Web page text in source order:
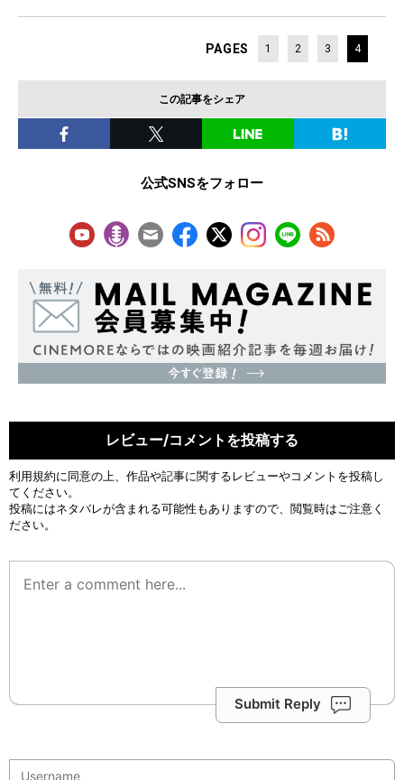
PAGES 1 2 3 4
この記事をシェア
公式SNSをフォロー
レビュー/コメントを投稿する
利用規約に同意の上、作品や記事に関するレビューやコメントを投稿し
てください。
投稿にはネタバレが含まれる可能性もありますので、閲覧時はご注意く
ださい。
Submit Reply